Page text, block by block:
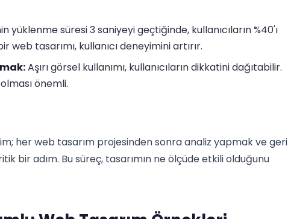
yüklenme süresi 3 saniyeyi geçtiğinde, kullanıcıların %40'ı
web tasarımı, kullanıcı deneyimini artırır.
Aşırı görsel kullanımı, kullanıcıların dikkatini dağıtabilir.
önemli.
her web tasarım projesinden sonra analiz yapmak ve geri
bir adım. Bu süreç, tasarımın ne ölçüde etkili olduğunu